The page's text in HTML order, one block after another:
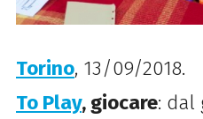
Torino, 13/09/2018.
To Play, giocare: dal